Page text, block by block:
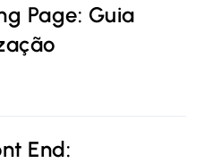
Page: Guia
End: